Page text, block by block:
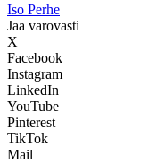
Iso Perhe
Jaa varovasti
X
Facebook
Instagram
LinkedIn
YouTube
Pinterest
TikTok
Mail